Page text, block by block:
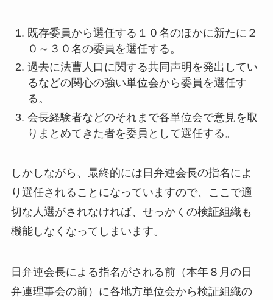
既存委員から選任する１０名のほかに新たに２
０～３０名の委員を選任する。
過去に法曹人口に関する共同声明を発出してい
るなどの関心の強い単位会から委員を選任す
る。
会長経験者などのそれまで各単位会で意見を取
りまとめてきた者を委員として選任する。
しかしながら、最終的には日弁連会長の指名によ
り選任されることになっていますので、ここで適
切な人選がされなければ、せっかくの検証組織も
機能しなくなってしまいます。
日弁連会長による指名がされる前（本年８月の日
弁連理事会の前）に各地方単位会から検証組織の